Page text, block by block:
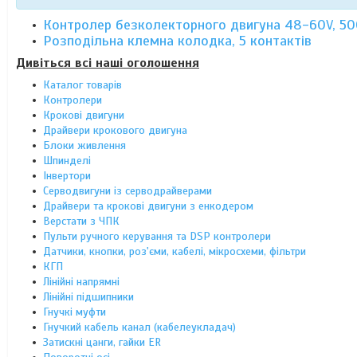
Контролер безколекторного двигуна 48-60V,
Розподільна клемна колодка, 5 контактів
Дивіться всі наші оголошення
Каталог товарів
Контролери
Крокові двигуни
Драйвери крокового двигуна
Блоки живлення
Шпинделі
Інвертори
Серводвигуни із серводрайверами
Драйвери та крокові двигуни з енкодером
Верстати з ЧПК
Пульти ручного керування та DSP контролери
Датчики, кнопки, роз'єми, кабелі, мікросхеми, фільтри
КГП
Лінійні напрямні
Лінійні підшипники
Гнучкі муфти
Гнучкий кабель канал (кабелеукладач)
Затискні цанги, гайки ER